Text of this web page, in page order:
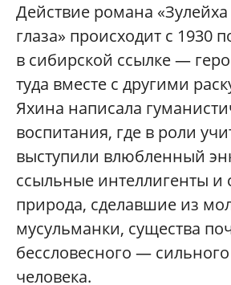
Действие романа
глаза» происходит с 1930
в сибирской ссылке —
туда вместе с другими
Яхина написала
воспитания, где в роли
выступили влюбленный
ссыльные интеллигенты и
природа, сделавшие из
мусульманки, существа
бессловесного —
человека.